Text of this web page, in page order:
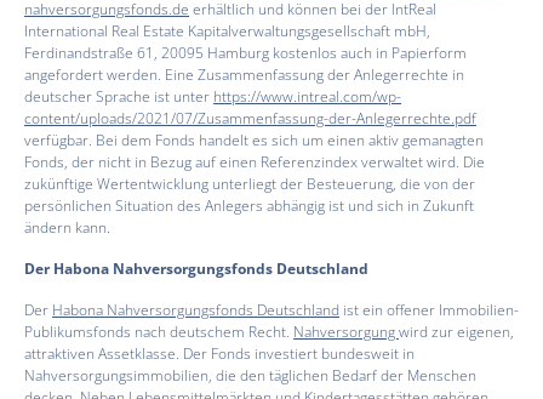
nahversorgungsfonds.de erhältlich und können bei der lntReal
International Real Estate Kapitalverwaltungsgesellschaft mbH,
Ferdinandstraße 61, 20095 Hamburg kostenlos auch in Papierform
angefordert werden. Eine Zusammenfassung der Anlegerrechte in
deutscher Sprache ist unter https://www.intreal.com/wp-
content/uploads/2021/07/Zusammenfassung-der-Anlegerrechte.pdf
verfügbar. Bei dem Fonds handelt es sich um einen aktiv gemanagten
Fonds, der nicht in Bezug auf einen Referenzindex verwaltet wird. Die
zukünftige Wertentwicklung unterliegt der Besteuerung, die von der
persönlichen Situation des Anlegers abhängig ist und sich in Zukunft
ändern kann.
Der Habona Nahversorgungsfonds Deutschland
Der Habona Nahversorgungsfonds Deutschland ist ein offener Immobilien-
Publikumsfonds nach deutschem Recht. Nahversorgungwird zur eigenen,
attraktiven Assetklasse. Der Fonds investiert bundesweit in
Nahversorgungsimmobilien, die den täglichen Bedarf der Menschen